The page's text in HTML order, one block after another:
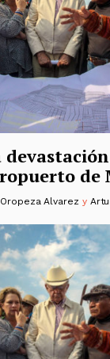
de
Alvarez y